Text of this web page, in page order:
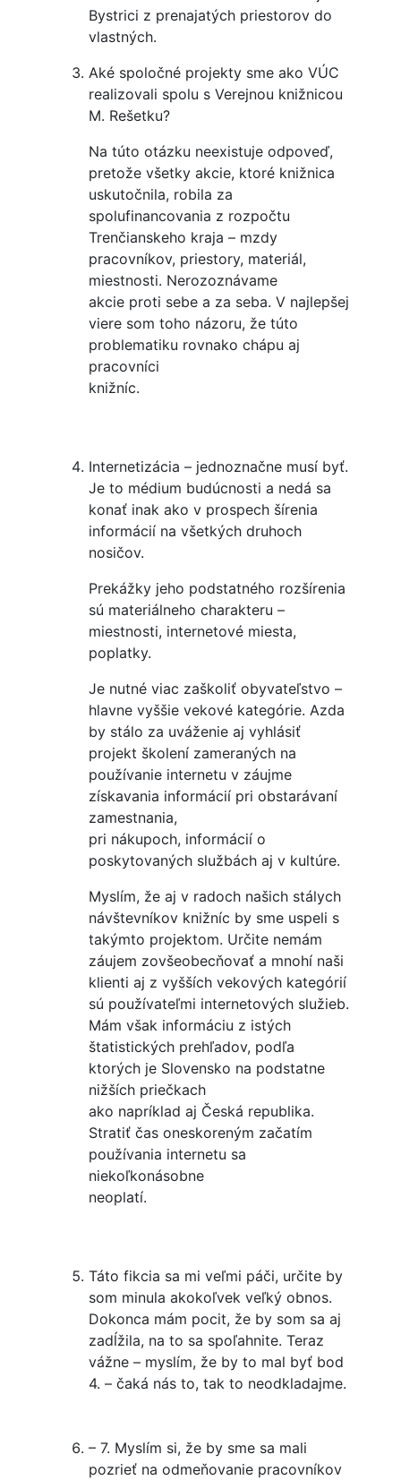
Bystrici z prenajatých priestorov do
vlastných.
Aké spoločné projekty sme ako VÚC
realizovali spolu s Verejnou knižnicou
M. Rešetku?
Na túto otázku neexistuje odpoveď,
pretože všetky akcie, ktoré knižnica
uskutočnila, robila za
spolufinancovania z rozpočtu
Trenčianskeho kraja – mzdy
pracovníkov, priestory, materiál,
miestnosti. Nerozoznávame
akcie proti sebe a za seba. V najlepšej
viere som toho názoru, že túto
problematiku rovnako chápu aj
pracovníci
knižníc.
Internetizácia – jednoznačne musí byť.
Je to médium budúcnosti a nedá sa
konať inak ako v prospech šírenia
informácií na všetkých druhoch
nosičov.
Prekážky jeho podstatného rozšírenia
sú materiálneho charakteru –
miestnosti, internetové miesta,
poplatky.
Je nutné viac zaškoliť obyvateľstvo –
hlavne vyššie vekové kategórie. Azda
by stálo za uváženie aj vyhlásiť
projekt školení zameraných na
používanie internetu v záujme
získavania informácií pri obstarávaní
zamestnania,
pri nákupoch, informácií o
poskytovaných službách aj v kultúre.
Myslím, že aj v radoch našich stálych
návštevníkov knižníc by sme uspeli s
takýmto projektom. Určite nemám
záujem zovšeobecňovať a mnohí naši
klienti aj z vyšších vekových kategórií
sú používateľmi internetových služieb.
Mám však informáciu z istých
štatistických prehľadov, podľa
ktorých je Slovensko na podstatne
nižších priečkach
ako napríklad aj Česká republika.
Stratiť čas oneskoreným začatím
používania internetu sa
niekoľkonásobne
neoplatí.
Táto fikcia sa mi veľmi páči, určite by
som minula akokoľvek veľký obnos.
Dokonca mám pocit, že by som sa aj
zadĺžila, na to sa spoľahnite. Teraz
vážne – myslím, že by to mal byť bod
4. – čaká nás to, tak to neodkladajme.
– 7. Myslím si, že by sme sa mali
pozrieť na odmeňovanie pracovníkov